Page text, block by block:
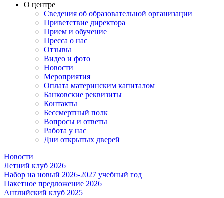
О центре
Сведения об образовательной организации
Приветствие директора
Прием и обучение
Пресса о нас
Отзывы
Видео и фото
Новости
Мероприятия
Оплата материнским капиталом
Банковские реквизиты
Контакты
Бессмертный полк
Вопросы и ответы
Работа у нас
Дни открытых дверей
Новости
Летний клуб 2026
Набор на новый 2026-2027 учебный год
Пакетное предложение 2026
Английский клуб 2025